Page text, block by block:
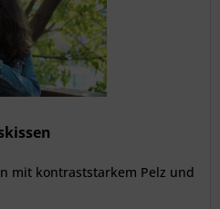
mit kontraststarkem Pelz und